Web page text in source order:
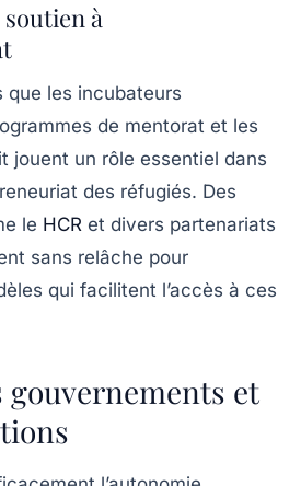
à
que les incubateurs
de mentorat et les
jouent un rôle essentiel dans
des réfugiés. Des
le HCR et divers partenariats
sans relâche pour
qui facilitent l’accès à ces
gouvernements et